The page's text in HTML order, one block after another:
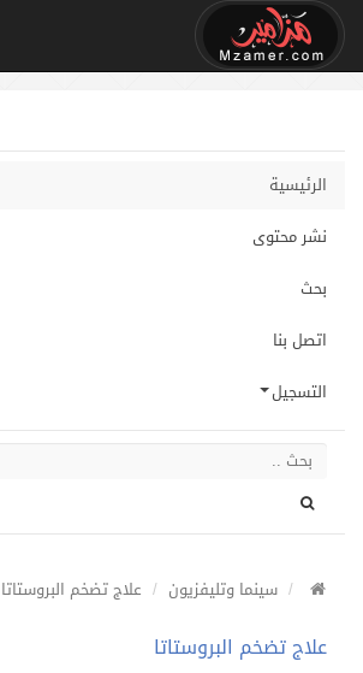
الرئيسية
نشر محتوى
بحث
اتصل بنا
التسجيل
سينما وتليفزيون علاج تضخم البروستاتا
علاج تضخم البروستاتا